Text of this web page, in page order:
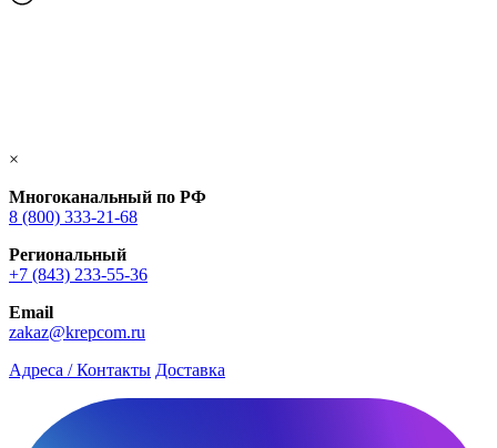
×
Многоканальный по РФ
8 (800) 333‑21-68
Региональный
+7 (843) 233-55-36
Email
zakaz@krepcom.ru
Адреса / Контакты Доставка